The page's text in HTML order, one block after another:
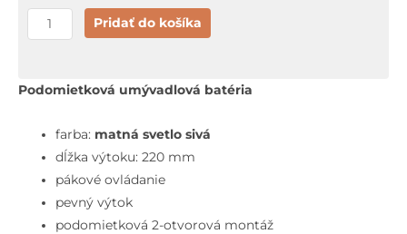
množstvo
Kludi
Fonte
batéria
pod
omietku,
otvorová
Pridať do košíka
Podomietková umývadlová batéria
farba: matná svetlo sivá
dĺžka výtoku: 220 mm
pákové ovládanie
pevný výtok
podomietková 2-otvorová montáž